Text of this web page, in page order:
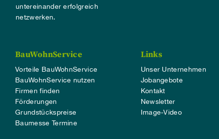
untereinander erfolgreich
netzwerken.
BauWohnService
Vorteile BauWohnService
BauWohnService nutzen
Firmen finden
Förderungen
Grundstückspreise
Baumesse Termine
Links
Unser Unternehmen
Jobangebote
Kontakt
Newsletter
Image-Video